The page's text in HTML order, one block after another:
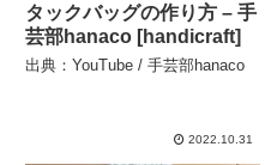
タックバッグの作り方 – 手
芸部hanaco [handicraft]
出典：YouTube / 手芸部hanaco
2022.10.31